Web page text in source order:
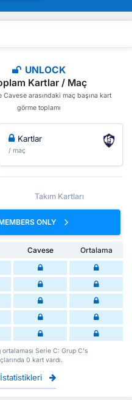
UNLOCK
Kartlar / Maç
Cavese arasındaki maç başına kart
görme toplamı
Kartlar
/ maç
Takım Kartları
ONLY
Cavese
Ortalama
Serie C: Grup C's
0 kart vardı.
İstatistikleri